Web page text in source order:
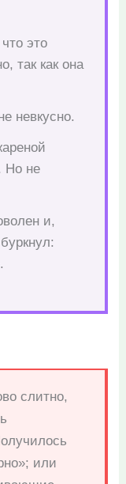
это
так как она
невкусно.
Но не
и,
слитно,
или